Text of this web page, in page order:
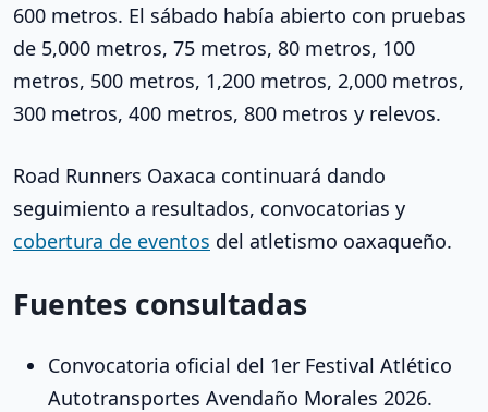
600 metros. El sábado había abierto con pruebas
de 5,000 metros, 75 metros, 80 metros, 100
metros, 500 metros, 1,200 metros, 2,000 metros,
300 metros, 400 metros, 800 metros y relevos.
Road Runners Oaxaca continuará dando
seguimiento a resultados, convocatorias y
cobertura de eventos del atletismo oaxaqueño.
Fuentes consultadas
Convocatoria oficial del 1er Festival Atlético
Autotransportes Avendaño Morales 2026.